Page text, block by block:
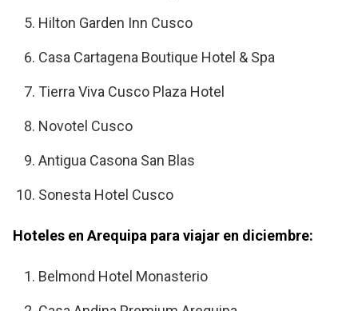
Hilton Garden Inn Cusco
Casa Cartagena Boutique Hotel & Spa
Tierra Viva Cusco Plaza Hotel
Novotel Cusco
Antigua Casona San Blas
Sonesta Hotel Cusco
Hoteles en Arequipa para viajar en diciembre:
Belmond Hotel Monasterio